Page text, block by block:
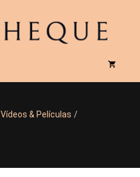
Vídeos & Películas /